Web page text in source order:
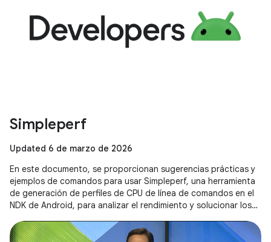
Simpleperf
Updated 6 de marzo de 2026
En este documento, se proporcionan sugerencias prácticas y
ejemplos de comandos para usar Simpleperf, una herramienta
de generación de perfiles de CPU de línea de comandos en el
NDK de Android, para analizar el rendimiento y solucionar los
para las aplicaciones de Unity.